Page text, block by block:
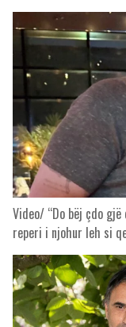
Video/ “Do bëj çdo
reperi i njohur leh si